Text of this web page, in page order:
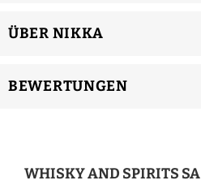
ÜBER NIKKA
BEWERTUNGEN
WHISKY AND SPIRITS SA